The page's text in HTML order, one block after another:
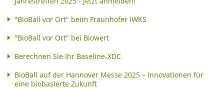
"BioBall vor Ort" beim Fraunhofer IWKS
"BioBall vor Ort" bei Biowert
Berechnen Sie Ihr Baseline-XDC
BioBall auf der Hannover Messe 2025 – Innovationen für
eine biobasierte Zukunft